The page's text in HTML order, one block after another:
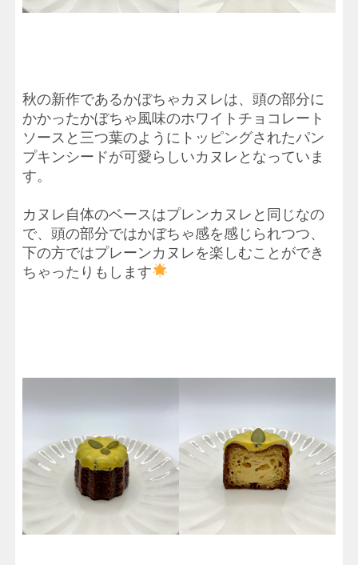
秋の新作であるかぼちゃカヌレは、頭の部分に
かかったかぼちゃ風味のホワイトチョコレート
ソースと三つ葉のようにトッピングされたパン
プキンシードが可愛らしいカヌレとなっていま
す。
カヌレ自体のベースはプレンカヌレと同じなの
で、頭の部分ではかぼちゃ感を感じられつつ、
下の方ではプレーンカヌレを楽しむことができ
ちゃったりもします